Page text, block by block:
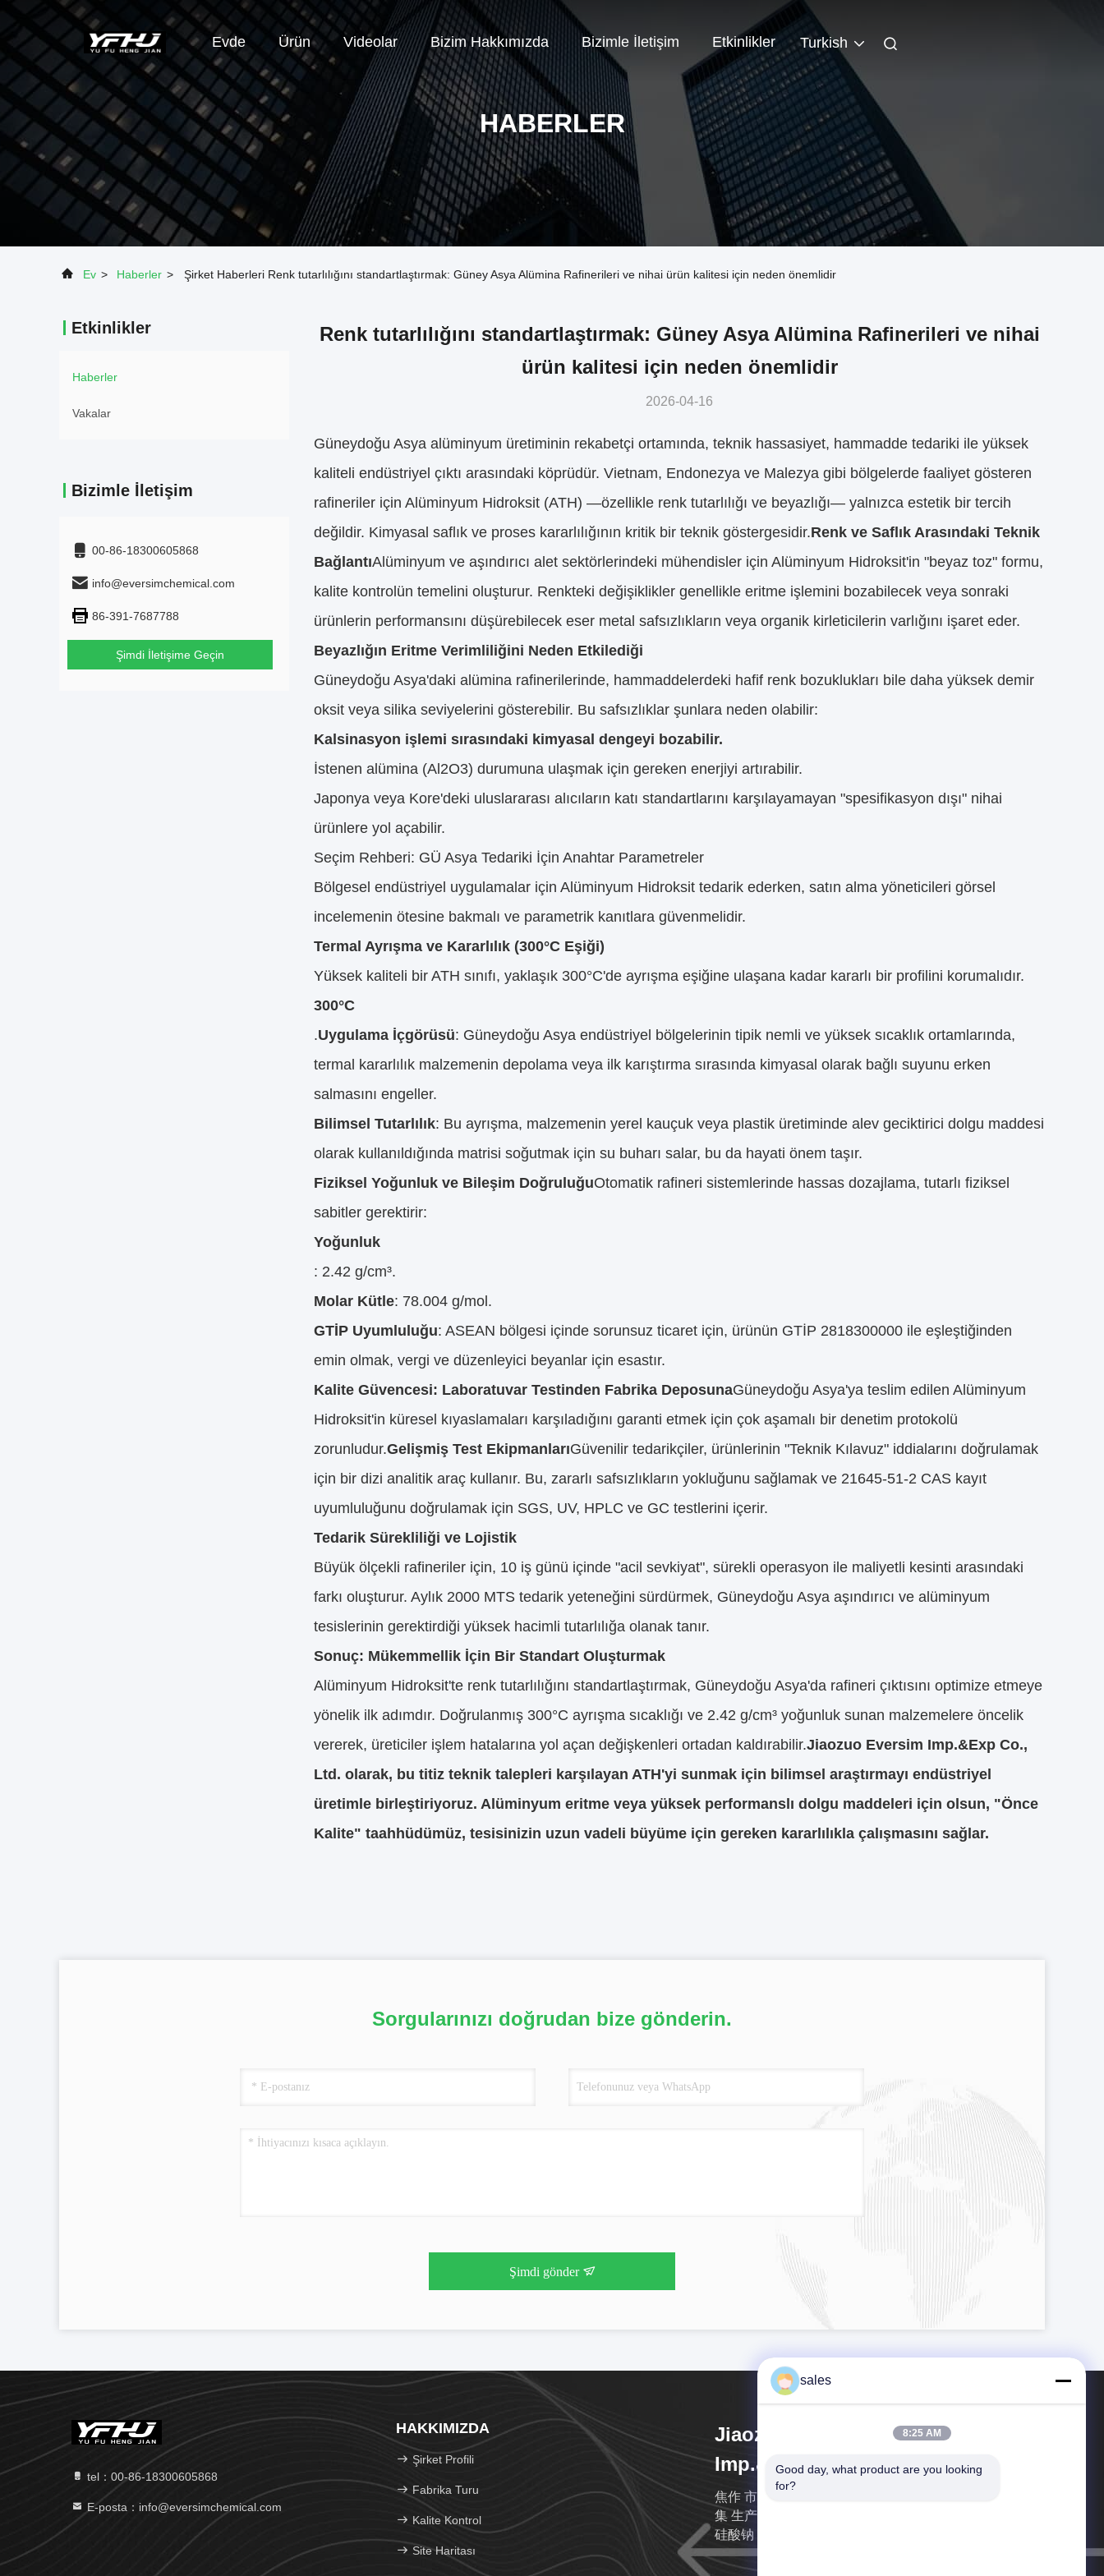
Evde Ürün Videolar Bizim Hakkımızda Bizimle İletişim Etkinlikler Turkish
HABERLER
Ev > Haberler > Şirket Haberleri Renk tutarlılığını standartlaştırmak: Güney Asya Alümina Rafinerileri ve nihai ürün kalitesi için neden önemlidir
Etkinlikler
Haberler
Vakalar
Bizimle İletişim
00-86-18300605868
info@eversimchemical.com
86-391-7687788
Şimdi İletişime Geçin
Renk tutarlılığını standartlaştırmak: Güney Asya Alümina Rafinerileri ve nihai
ürün kalitesi için neden önemlidir
2026-04-16
Güneydoğu Asya alüminyum üretiminin rekabetçi ortamında, teknik hassasiyet, hammadde tedariki ile yüksek
kaliteli endüstriyel çıktı arasındaki köprüdür. Vietnam, Endonezya ve Malezya gibi bölgelerde faaliyet gösteren
rafineriler için Alüminyum Hidroksit (ATH) —özellikle renk tutarlılığı ve beyazlığı— yalnızca estetik bir tercih
değildir. Kimyasal saflık ve proses kararlılığının kritik bir teknik göstergesidir.Renk ve Saflık Arasındaki Teknik
BağlantıAlüminyum ve aşındırıcı alet sektörlerindeki mühendisler için Alüminyum Hidroksit'in "beyaz toz" formu,
kalite kontrolün temelini oluşturur. Renkteki değişiklikler genellikle eritme işlemini bozabilecek veya sonraki
ürünlerin performansını düşürebilecek eser metal safsızlıkların veya organik kirleticilerin varlığını işaret eder.
Beyazlığın Eritme Verimliliğini Neden Etkilediği
Güneydoğu Asya'daki alümina rafinerilerinde, hammaddelerdeki hafif renk bozuklukları bile daha yüksek demir
oksit veya silika seviyelerini gösterebilir. Bu safsızlıklar şunlara neden olabilir:
Kalsinasyon işlemi sırasındaki kimyasal dengeyi bozabilir.
İstenen alümina (Al2O3) durumuna ulaşmak için gereken enerjiyi artırabilir.
Japonya veya Kore'deki uluslararası alıcıların katı standartlarını karşılayamayan "spesifikasyon dışı" nihai
ürünlere yol açabilir.
Seçim Rehberi: GÜ Asya Tedariki İçin Anahtar Parametreler
Bölgesel endüstriyel uygulamalar için Alüminyum Hidroksit tedarik ederken, satın alma yöneticileri görsel
incelemenin ötesine bakmalı ve parametrik kanıtlara güvenmelidir.
Termal Ayrışma ve Kararlılık (300°C Eşiği)
Yüksek kaliteli bir ATH sınıfı, yaklaşık 300°C'de ayrışma eşiğine ulaşana kadar kararlı bir profilini korumalıdır.
300°C
.Uygulama İçgörüsü: Güneydoğu Asya endüstriyel bölgelerinin tipik nemli ve yüksek sıcaklık ortamlarında,
termal kararlılık malzemenin depolama veya ilk karıştırma sırasında kimyasal olarak bağlı suyunu erken
salmasını engeller.
Bilimsel Tutarlılık: Bu ayrışma, malzemenin yerel kauçuk veya plastik üretiminde alev geciktirici dolgu maddesi
olarak kullanıldığında matrisi soğutmak için su buharı salar, bu da hayati önem taşır.
Fiziksel Yoğunluk ve Bileşim DoğruluğuOtomatik rafineri sistemlerinde hassas dozajlama, tutarlı fiziksel
sabitler gerektirir:
Yoğunluk
: 2.42 g/cm³.
Molar Kütle: 78.004 g/mol.
GTİP Uyumluluğu: ASEAN bölgesi içinde sorunsuz ticaret için, ürünün GTİP 2818300000 ile eşleştiğinden
emin olmak, vergi ve düzenleyici beyanlar için esastır.
Kalite Güvencesi: Laboratuvar Testinden Fabrika DeposunaGüneydoğu Asya'ya teslim edilen Alüminyum
Hidroksit'in küresel kıyaslamaları karşıladığını garanti etmek için çok aşamalı bir denetim protokolü
zorunludur.Gelişmiş Test EkipmanlarıGüvenilir tedarikçiler, ürünlerinin "Teknik Kılavuz" iddialarını doğrulamak
için bir dizi analitik araç kullanır. Bu, zararlı safsızlıkların yokluğunu sağlamak ve 21645-51-2 CAS kayıt
uyumluluğunu doğrulamak için SGS, UV, HPLC ve GC testlerini içerir.
Tedarik Sürekliliği ve Lojistik
Büyük ölçekli rafineriler için, 10 iş günü içinde "acil sevkiyat", sürekli operasyon ile maliyetli kesinti arasındaki
farkı oluşturur. Aylık 2000 MTS tedarik yeteneğini sürdürmek, Güneydoğu Asya aşındırıcı ve alüminyum
tesislerinin gerektirdiği yüksek hacimli tutarlılığa olanak tanır.
Sonuç: Mükemmellik İçin Bir Standart Oluşturmak
Alüminyum Hidroksit'te renk tutarlılığını standartlaştırmak, Güneydoğu Asya'da rafineri çıktısını optimize etmeye
yönelik ilk adımdır. Doğrulanmış 300°C ayrışma sıcaklığı ve 2.42 g/cm³ yoğunluk sunan malzemelere öncelik
vererek, üreticiler işlem hatalarına yol açan değişkenleri ortadan kaldırabilir.Jiaozuo Eversim Imp.&Exp Co.,
Ltd. olarak, bu titiz teknik talepleri karşılayan ATH'yi sunmak için bilimsel araştırmayı endüstriyel
üretimle birleştiriyoruz. Alüminyum eritme veya yüksek performanslı dolgu maddeleri için olsun, "Önce
Kalite" taahhüdümüz, tesisinizin uzun vadeli büyüme için gereken kararlılıkla çalışmasını sağlar.
Sorgularınızı doğrudan bize gönderin.
Şimdi gönder
tel：00-86-18300605868
E-posta：info@eversimchemical.com
HAKKIMIZDA
Şirket Profili
Fabrika Turu
Kalite Kontrol
Site Haritası
Jiaozuo Eversim
Imp.&Exp.Co.,Ltd
焦作 市 金 晟 巍 氟 化工 有限公司 成立 于 2015 年 ， 是
集 生产 销售 为 一体 的 科技型 采用 国际 上 先进 的 氟
硅酸钠 法制 取 冰晶石 ， 严格 执行 GB4291-
sales
8:25 AM
Good day, what product are you looking
for?